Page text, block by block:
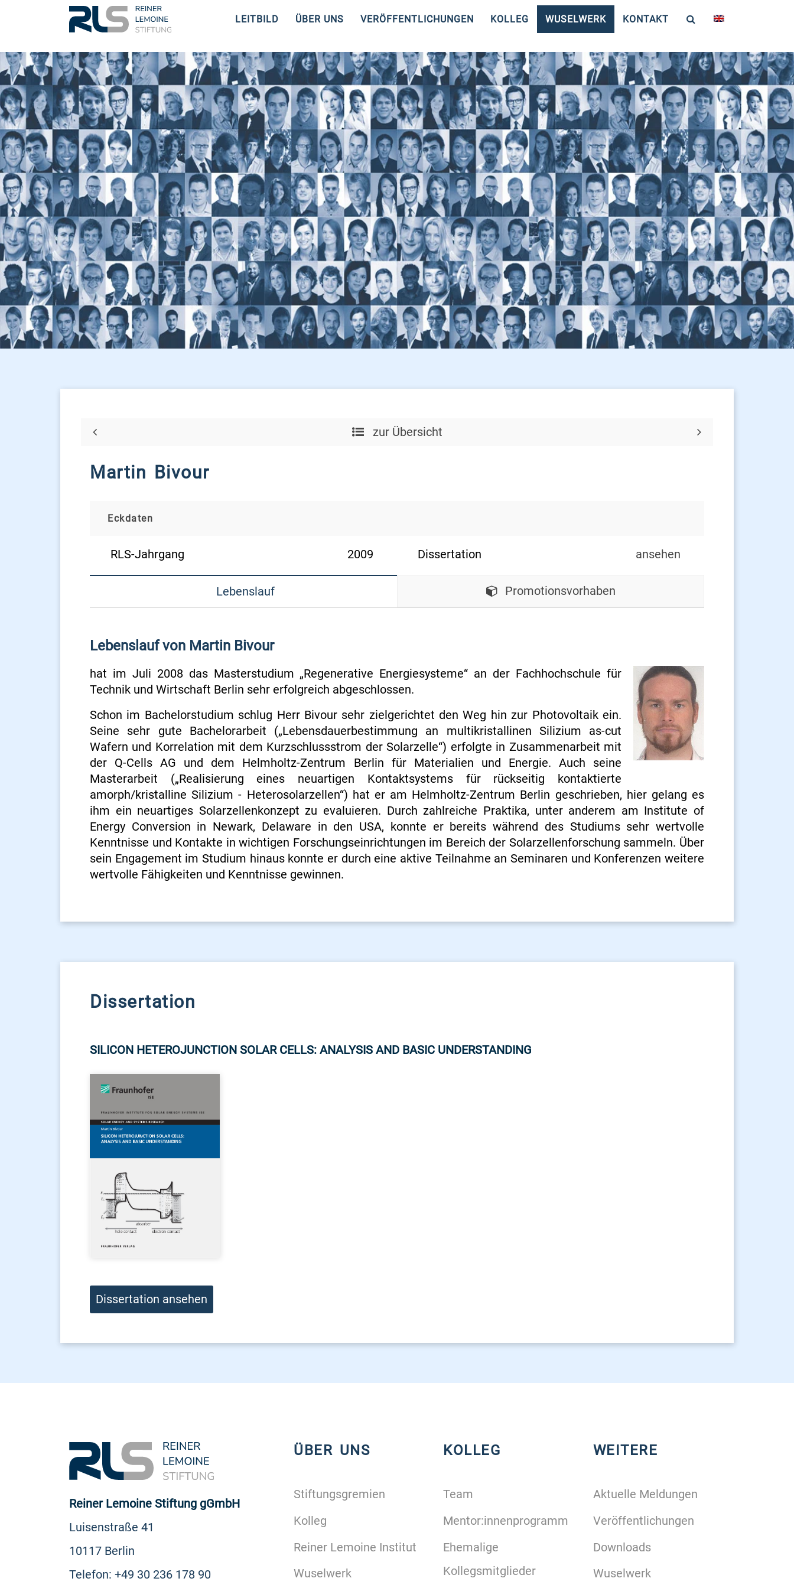
LEITBILD ÜBER UNS VERÖFFENTLICHUNGEN KOLLEG WUSELWERK KONTAKT
zur Übersicht
Martin Bivour
Eckdaten
RLS-Jahrgang 2009 Dissertation ansehen
Lebenslauf Promotionsvorhaben
Lebenslauf von Martin Bivour
hat im Juli 2008 das Masterstudium „Regenerative Energiesysteme“ an der Fachhochschule für
Technik und Wirtschaft Berlin sehr erfolgreich abgeschlossen.
Schon im Bachelorstudium schlug Herr Bivour sehr zielgerichtet den Weg hin zur Photovoltaik ein.
Seine sehr gute Bachelorarbeit („Lebensdauerbestimmung an multikristallinen Silizium as-cut
Wafern und Korrelation mit dem Kurzschlussstrom der Solarzelle“) erfolgte in Zusammenarbeit mit
der Q-Cells AG und dem Helmholtz-Zentrum Berlin für Materialien und Energie. Auch seine
Masterarbeit („Realisierung eines neuartigen Kontaktsystems für rückseitig kontaktierte
amorph/kristalline Silizium - Heterosolarzellen“) hat er am Helmholtz-Zentrum Berlin geschrieben, hier gelang es
ihm ein neuartiges Solarzellenkonzept zu evaluieren. Durch zahlreiche Praktika, unter anderem am Institute of
Energy Conversion in Newark, Delaware in den USA, konnte er bereits während des Studiums sehr wertvolle
Kenntnisse und Kontakte in wichtigen Forschungseinrichtungen im Bereich der Solarzellenforschung sammeln. Über
sein Engagement im Studium hinaus konnte er durch eine aktive Teilnahme an Seminaren und Konferenzen weitere
wertvolle Fähigkeiten und Kenntnisse gewinnen.
Dissertation
SILICON HETEROJUNCTION SOLAR CELLS: ANALYSIS AND BASIC UNDERSTANDING
Dissertation ansehen
Reiner Lemoine Stiftung gGmbH
Luisenstraße 41
10117 Berlin
Telefon: +49 30 236 178 90
ÜBER UNS
Stiftungsgremien
Kolleg
Reiner Lemoine Institut
Wuselwerk
KOLLEG
Team
Mentor:innenprogramm
Ehemalige
Kollegsmitglieder
WEITERE
Aktuelle Meldungen
Veröffentlichungen
Downloads
Wuselwerk